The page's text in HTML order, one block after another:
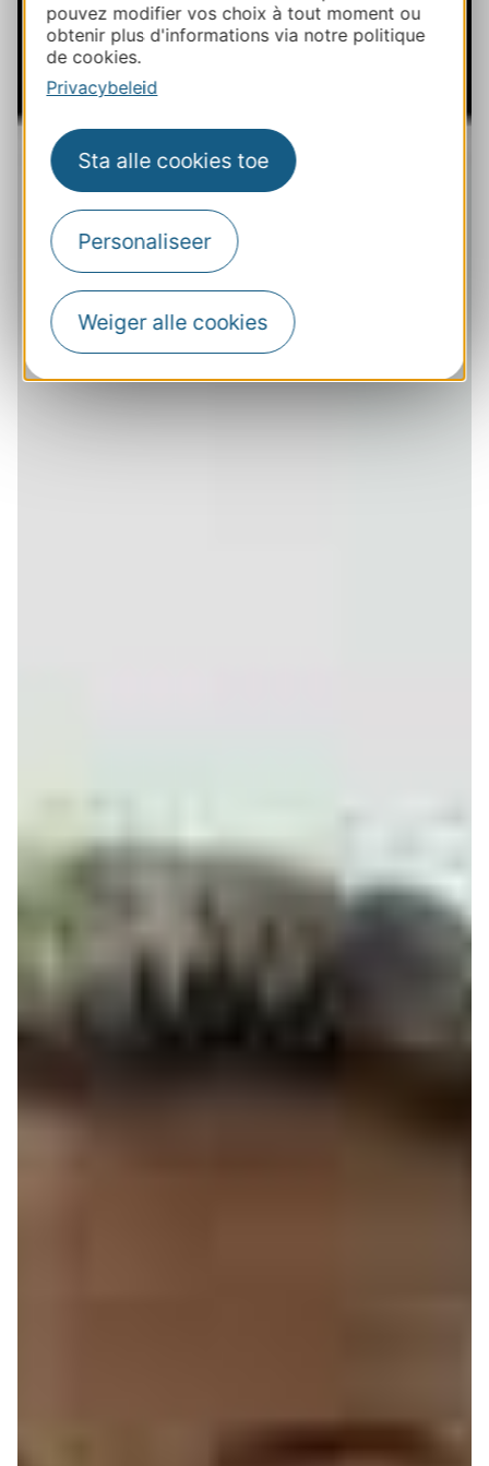
pouvez modifier vos choix à tout moment ou
obtenir plus d'informations via notre politique
de cookies.
Privacybeleid
Sta alle cookies toe
Personaliseer
Weiger alle cookies